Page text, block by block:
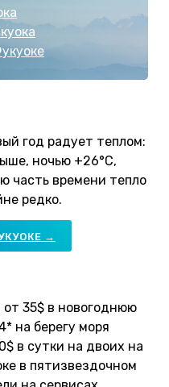
год радует теплом:
ночью +26°С,
часть времени тепло
редко.
→
35$ в новогоднюю
на берегу моря
в сутки на двоих на
в пятизвездочном